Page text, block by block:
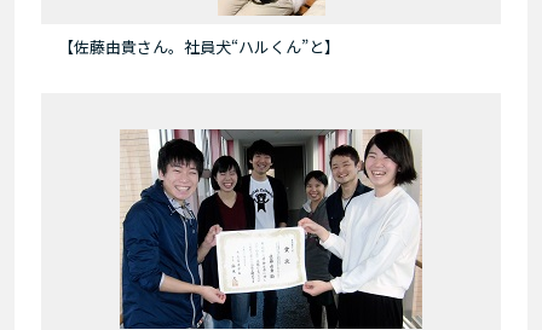
【佐藤由貴さん。社員犬“ハルくん”と】